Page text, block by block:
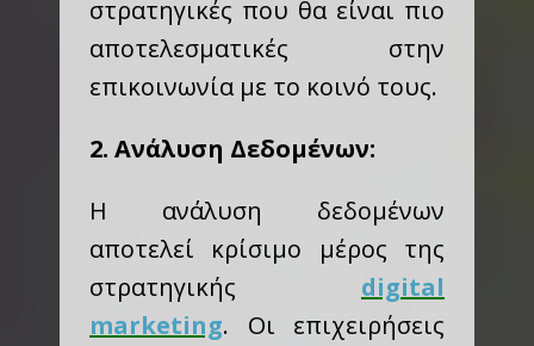
στρατηγικές που θα είναι πιο
αποτελεσματικές στην
επικοινωνία με το κοινό τους.
2. Ανάλυση Δεδομένων:
Η ανάλυση δεδομένων
αποτελεί κρίσιμο μέρος της
στρατηγικής digital
marketing. Οι επιχειρήσεις